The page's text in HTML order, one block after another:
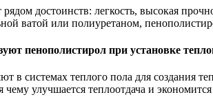
достоинств: легкость, высокая
ватой или полиуретаном,
пенополистирол при установке
в системах теплого пола для создания
улучшается теплоотдача и